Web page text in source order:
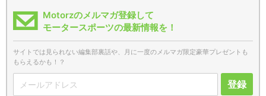
Motorzのメルマガ登録して
モータースポーツの最新情報を！
サイトでは見られない編集部裏話や、月に一度のメルマガ限定豪華プレゼントも
もらえるかも！？
登録